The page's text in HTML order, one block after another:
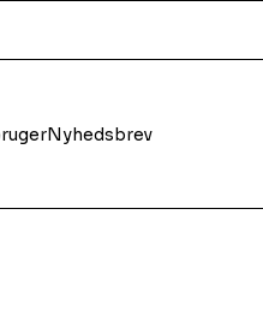
Nyhedsbrev